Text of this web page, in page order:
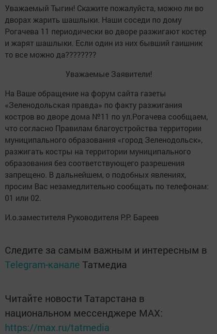
Уважаемый Тыгин! Скажите пожалуйста, можно ли во
дворах жарить шашлыки. Наши соседи по дому
Рогачева 11 периодически во дворе разжигают костер
и жарят шашлыки. Если один из них бывший гаишник
то все можно да????????
Уважаемые Заявители!
На Ваше обращение на форум сайта газеты
«Зеленодольская правда» по факту разжигания
костров во дворе дома №11 по ул.Рогачева сообщаем,
что согласно Правилам благоустройства территории
муниципального образования «город Зеленодольск»,
разжигать костры на территории муниципального
образования без соответствующего разрешения
запрещено. В дальнейшем, о подобных явлениях,
просим Вас незамедлительно сообщать по телефонам:
01 или 02.
И.о.заместителя Руководителя Р.Р. Бареев
Следите за самым важным и интересным в
Telegram-канале Татмедиа
Читайте новости Татарстана в
национальном мессенджере MАХ:
https://max.ru/tatmedia